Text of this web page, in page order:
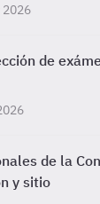
2026
de
de la
y sitio